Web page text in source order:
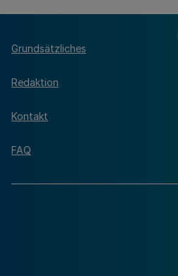
Grundsätzliches
Redaktion
Kontakt
FAQ